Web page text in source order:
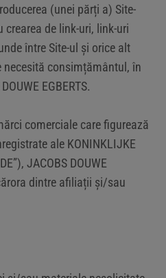
(unei părți a) Site-
crearea de link-uri, link-uri
între Site-ul şi orice alt
consimțământul, în
EGBERTS.
comerciale care figurează
ale KONINKLIJKE
JACOBS DOUWE
dintre afiliații și/sau